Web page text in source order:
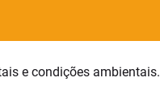
e condições ambientais.